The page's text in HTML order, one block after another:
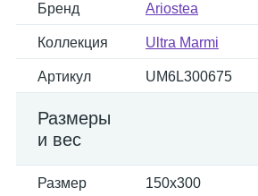
Бренд Ariostea
Коллекция Ultra Marmi
Артикул UM6L300675
Размеры
и вес
Размер 150x300